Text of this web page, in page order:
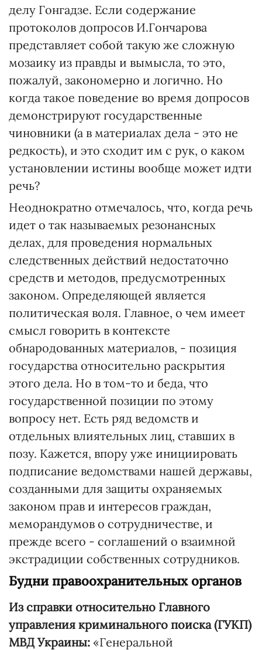
делу Гонгадзе. Если содержание
протоколов допросов И.Гончарова
представляет собой такую же сложную
мозаику из правды и вымысла, то это,
пожалуй, закономерно и логично. Но
когда такое поведение во время допросов
демонстрируют государственные
чиновники (а в материалах дела - это не
редкость), и это сходит им с рук, о каком
установлении истины вообще может идти
речь?
Неоднократно отмечалось, что, когда речь
идет о так называемых резонансных
делах, для проведения нормальных
следственных действий недостаточно
средств и методов, предусмотренных
законом. Определяющей является
политическая воля. Главное, о чем имеет
смысл говорить в контексте
обнародованных материалов, - позиция
государства относительно раскрытия
этого дела. Но в том-то и беда, что
государственной позиции по этому
вопросу нет. Есть ряд ведомств и
отдельных влиятельных лиц, ставших в
позу. Кажется, впору уже инициировать
подписание ведомствами нашей державы,
созданными для защиты охраняемых
законом прав и интересов граждан,
меморандумов о сотрудничестве, и
прежде всего - соглашений о взаимной
экстрадиции собственных сотрудников.
Будни правоохранительных органов
Из справки относительно Главного
управления криминального поиска (ГУКП)
МВД Украины: «Генеральной